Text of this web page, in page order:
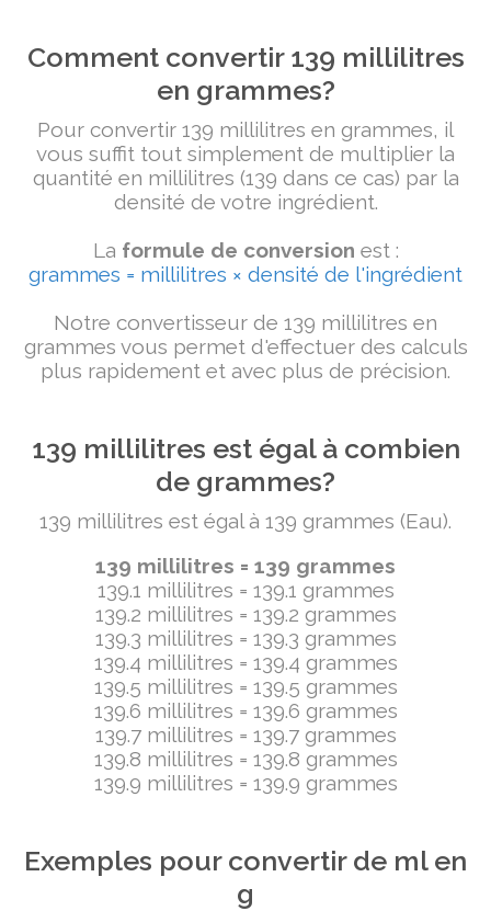
Comment convertir 139 millilitres
en grammes?
Pour convertir 139 millilitres en grammes, il
vous suffit tout simplement de multiplier la
quantité en millilitres (139 dans ce cas) par la
densité de votre ingrédient.
La formule de conversion est :
grammes = millilitres × densité de l'ingrédient
Notre convertisseur de 139 millilitres en
grammes vous permet d'effectuer des calculs
plus rapidement et avec plus de précision.
139 millilitres est égal à combien
de grammes?
139 millilitres est égal à 139 grammes (Eau).
139 millilitres = 139 grammes
139.1 millilitres = 139.1 grammes
139.2 millilitres = 139.2 grammes
139.3 millilitres = 139.3 grammes
139.4 millilitres = 139.4 grammes
139.5 millilitres = 139.5 grammes
139.6 millilitres = 139.6 grammes
139.7 millilitres = 139.7 grammes
139.8 millilitres = 139.8 grammes
139.9 millilitres = 139.9 grammes
Exemples pour convertir de ml en
g